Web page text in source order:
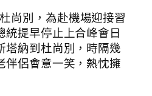
尚別，為赴機場迎接習
統提早停止上合峰會日
塔納到杜尚別，時隔幾
伴侶會意一笑，熱忱擁